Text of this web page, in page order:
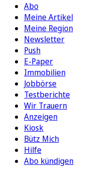
Abo
Meine Artikel
Meine Region
Newsletter
Push
E-Paper
Immobilien
Jobbörse
Testberichte
Wir Trauern
Anzeigen
Kiosk
Bütz Mich
Hilfe
Abo kündigen